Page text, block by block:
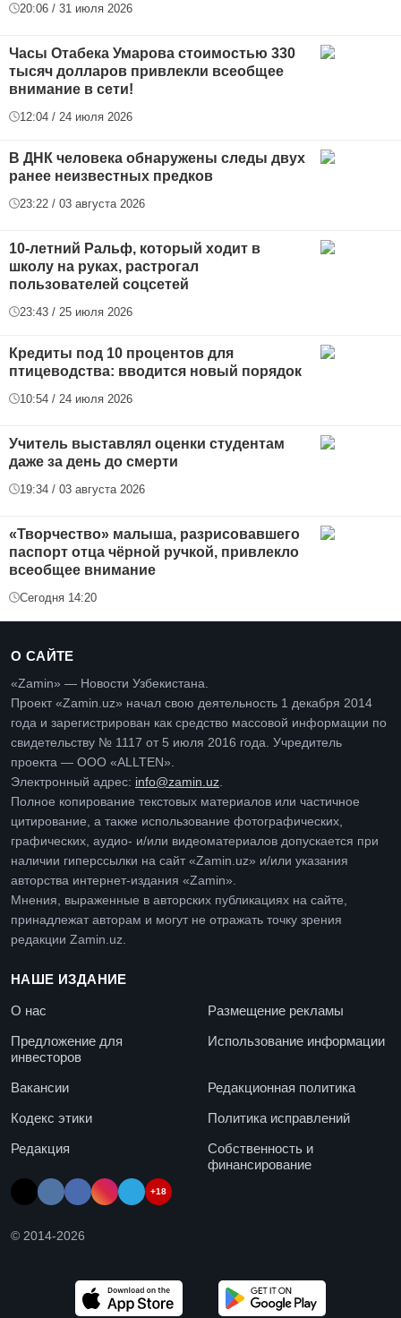
20:06 / 31 июля 2026
Часы Отабека Умарова стоимостью 330
тысяч долларов привлекли всеобщее
внимание в сети!
12:04 / 24 июля 2026
В ДНК человека обнаружены следы двух
ранее неизвестных предков
23:22 / 03 августа 2026
10-летний Ральф, который ходит в
школу на руках, растрогал
пользователей соцсетей
23:43 / 25 июля 2026
Кредиты под 10 процентов для
птицеводства: вводится новый порядок
10:54 / 24 июля 2026
Учитель выставлял оценки студентам
даже за день до смерти
19:34 / 03 августа 2026
«Творчество» малыша, разрисовавшего
паспорт отца чёрной ручкой, привлекло
всеобщее внимание
Сегодня 14:20
О САЙТЕ
«Zamin» — Новости Узбекистана.
Проект «Zamin.uz» начал свою деятельность 1 декабря 2014
года и зарегистрирован как средство массовой информации по
свидетельству № 1117 от 5 июля 2016 года. Учредитель
проекта — ООО «ALLTEN».
Электронный адрес: info@zamin.uz
Полное копирование текстовых материалов или частичное
цитирование, а также использование фотографических,
графических, аудио- и/или видеоматериалов допускается при
наличии гиперссылки на сайт «Zamin.uz» и/или указания
авторства интернет-издания «Zamin».
Мнения, выраженные в авторских публикациях на сайте,
принадлежат авторам и могут не отражать точку зрения
редакции Zamin.uz.
НАШЕ ИЗДАНИЕ
О нас
Размещение рекламы
Предложение для
инвесторов
Использование информации
Вакансии
Редакционная политика
Кодекс этики
Политика исправлений
Редакция
Собственность и
финансирование
+18
© 2014-2026